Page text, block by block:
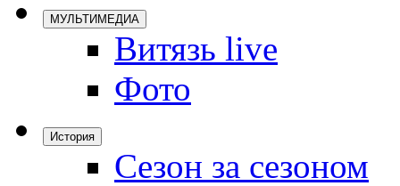
МУЛЬТИМЕДИА
Витязь live
Фото
История
Сезон за сезоном